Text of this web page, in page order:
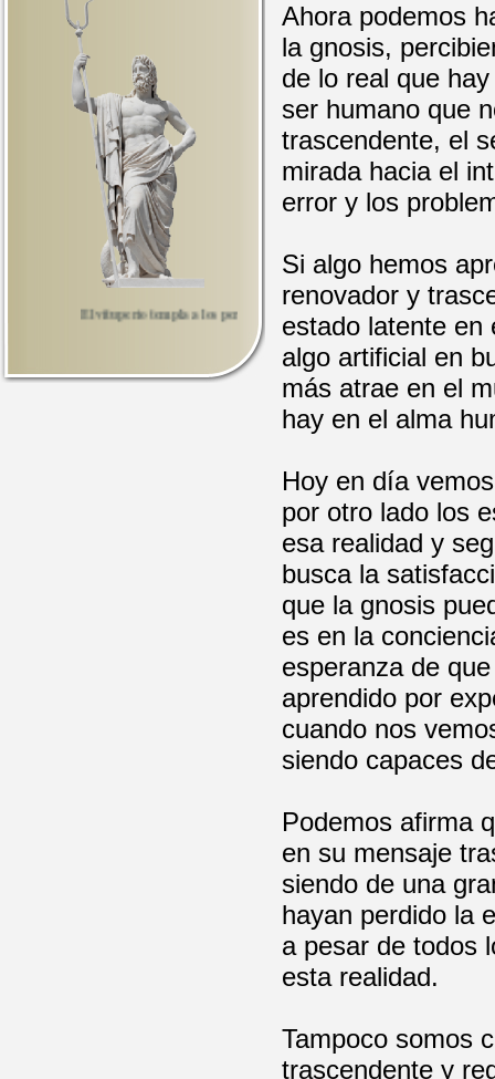
El vituperio templa a los perseverantes y desenmascara a los fatuos.
Ahora podemos
la gnosis,
de lo real que
ser humano que
trascendente, el
mirada hacia el
error y los
Si algo hemos
renovador y
estado latente en
algo artificial en
más atrae en el
hay en el alma
Hoy en día
por otro lado los
esa realidad y
busca la
que la gnosis
es en la
esperanza de
aprendido por
cuando nos
siendo capaces
Podemos afirma
en su mensaje
siendo de una
hayan perdido la
a pesar de todos
esta realidad.
Tampoco somos
trascendente y